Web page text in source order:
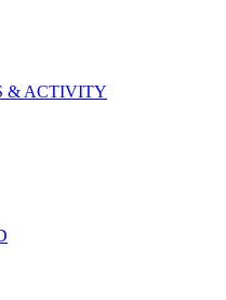
& ACTIVITY